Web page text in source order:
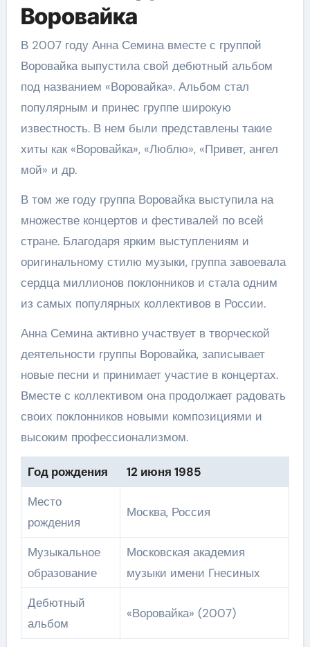
Воровайка
В 2007 году Анна Семина вместе с группой
Воровайка выпустила свой дебютный альбом
под названием «Воровайка». Альбом стал
популярным и принес группе широкую
известность. В нем были представлены такие
хиты как «Воровайка», «Люблю», «Привет, ангел
мой» и др.
В том же году группа Воровайка выступила на
множестве концертов и фестивалей по всей
стране. Благодаря ярким выступлениям и
оригинальному стилю музыки, группа завоевала
сердца миллионов поклонников и стала одним
из самых популярных коллективов в России.
Анна Семина активно участвует в творческой
деятельности группы Воровайка, записывает
новые песни и принимает участие в концертах.
Вместе с коллективом она продолжает радовать
своих поклонников новыми композициями и
высоким профессионализмом.
Год рождения
12 июня 1985
Место
рождения
Москва, Россия
Музыкальное
образование
Московская академия
музыки имени Гнесиных
Дебютный
альбом
«Воровайка» (2007)